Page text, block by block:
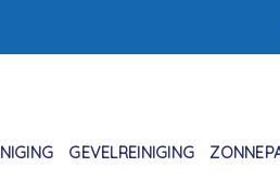
GEVELREINIGING